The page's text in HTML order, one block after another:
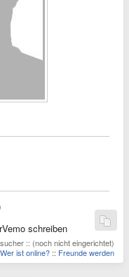
schreiben
:: (noch nicht eingerichtet)
Wer ist online? :: Freunde werden